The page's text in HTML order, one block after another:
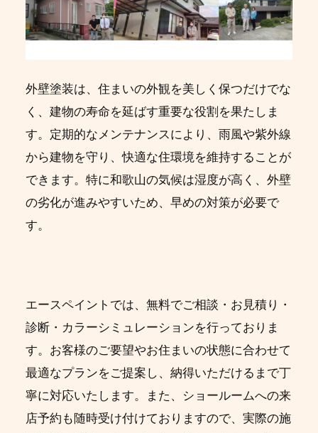
外壁塗装は、住まいの外観を美しく保つだけでな
く、建物の寿命を延ばす重要な役割を果たしま
す。定期的なメンテナンスにより、雨風や紫外線
から建物を守り、快適な住環境を維持することが
できます。特に和歌山の気候は湿度が高く、外壁
の劣化が進みやすいため、早めの対策が必要で
す。
エースペイントでは、無料でご相談・お見積り・
診断・カラーシミュレーションを行っておりま
す。お客様のご要望やお住まいの状態に合わせて
最適なプランをご提案し、納得いただけるまで丁
寧に対応いたします。また、ショールームへの来
店予約も随時受け付けておりますので、実際の施